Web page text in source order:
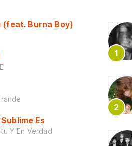
(feat. Burna Boy)
Es
Y En Verdad